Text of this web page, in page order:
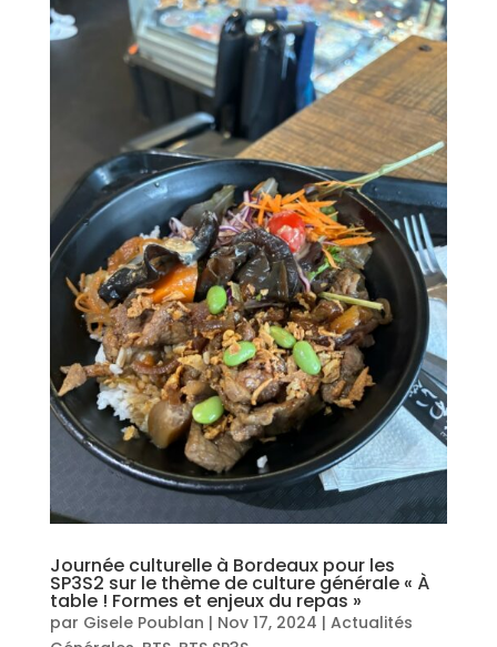
Journée culturelle à Bordeaux pour les
SP3S2 sur le thème de culture générale « À
table ! Formes et enjeux du repas »
par Gisele Poublan | Nov 17, 2024 | Actualités